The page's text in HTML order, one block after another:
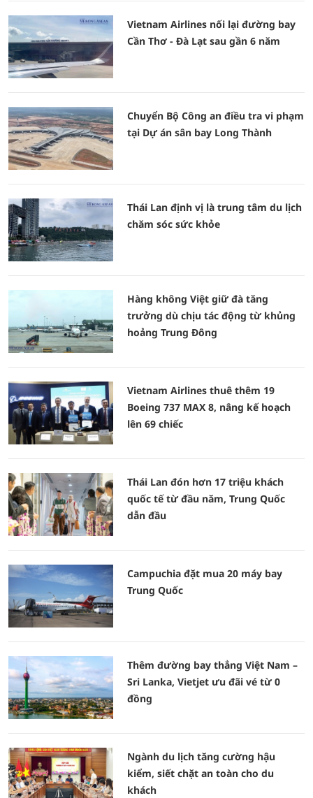
Vietnam Airlines nối lại đường bay
Cần Thơ - Đà Lạt sau gần 6 năm
Chuyển Bộ Công an điều tra vi phạm
tại Dự án sân bay Long Thành
Thái Lan định vị là trung tâm du lịch
chăm sóc sức khỏe
Hàng không Việt giữ đà tăng
trưởng dù chịu tác động từ khủng
hoảng Trung Đông
Vietnam Airlines thuê thêm 19
Boeing 737 MAX 8, nâng kế hoạch
lên 69 chiếc
Thái Lan đón hơn 17 triệu khách
quốc tế từ đầu năm, Trung Quốc
dẫn đầu
Campuchia đặt mua 20 máy bay
Trung Quốc
Thêm đường bay thẳng Việt Nam –
Sri Lanka, Vietjet ưu đãi vé từ 0
đồng
Ngành du lịch tăng cường hậu
kiểm, siết chặt an toàn cho du
khách